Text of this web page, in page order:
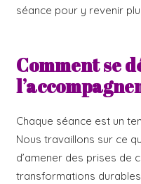
séance pour y revenir
Comment se
Chaque séance est un
Nous travaillons sur ce
d’amener des prises de
transformations